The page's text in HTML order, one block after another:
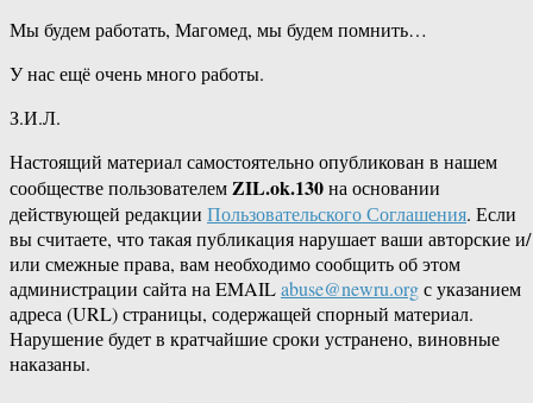
Мы будем работать, Магомед, мы будем помнить…
У нас ещё очень много работы.
З.И.Л.
Настоящий материал самостоятельно опубликован в нашем
сообществе пользователемZIL.ok.130на основании
действующей редакции Пользовательского Соглашения. Если
вы считаете, что такая публикация нарушает ваши авторские и/
или смежные права, вам необходимо сообщить об этом
администрации сайта на EMAILabuse@newru.orgс указанием
адреса (URL) страницы, содержащей спорный материал.
Нарушение будет в кратчайшие сроки устранено, виновные
наказаны.